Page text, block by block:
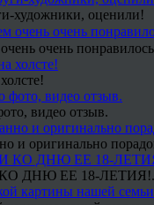
художники, оценили!
очень
видео отзыв.
и оригинально
ДНЮ ЕЕ 18-